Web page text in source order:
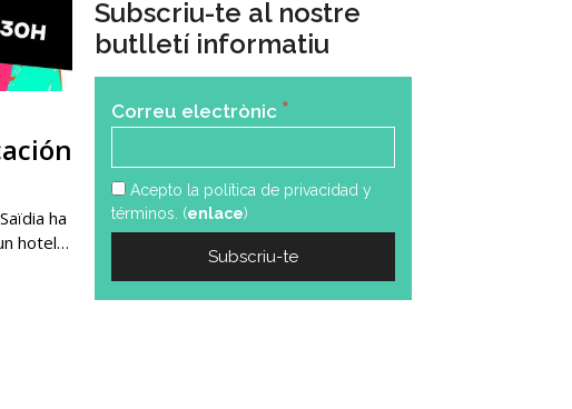
ha
hotel…
Subscriu-te al nostre
butlletí informatiu
Correu electrònic *
Acepto la política de privacidad y
términos. (enlace)